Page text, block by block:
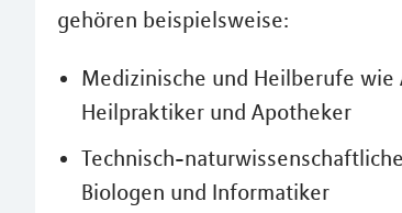
gehören beispielsweise:
Medizinische und Heilberufe wie
Heilpraktiker und Apotheker
Technisch-
Biologen und Informatiker